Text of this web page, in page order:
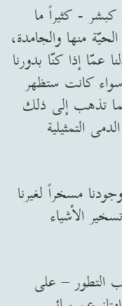
- كثيراً ما
منها والجامدة،
عمّا إذا كنّا بدورنا
كانت ستظهر
تذهب إلى ذلك
التمثيلية
مسخراً لغيرنا
الأشياء
التطور – على